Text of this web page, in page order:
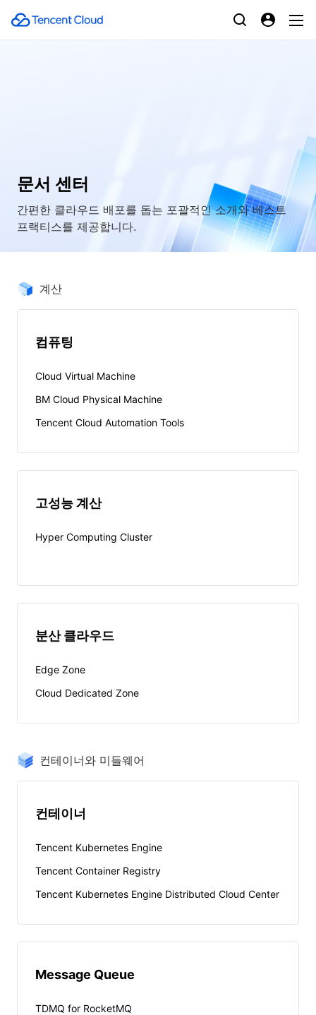
문서 센터
간편한 클라우드 배포를 돕는 포괄적인 소개와 베스트
프랙티스를 제공합니다.
계산
컴퓨팅
Cloud Virtual Machine
BM Cloud Physical Machine
Tencent Cloud Automation Tools
고성능 계산
Hyper Computing Cluster
분산 클라우드
Edge Zone
Cloud Dedicated Zone
컨테이너와 미들웨어
컨테이너
Tencent Kubernetes Engine
Tencent Container Registry
Tencent Kubernetes Engine Distributed Cloud Center
Message Queue
TDMQ for RocketMQ